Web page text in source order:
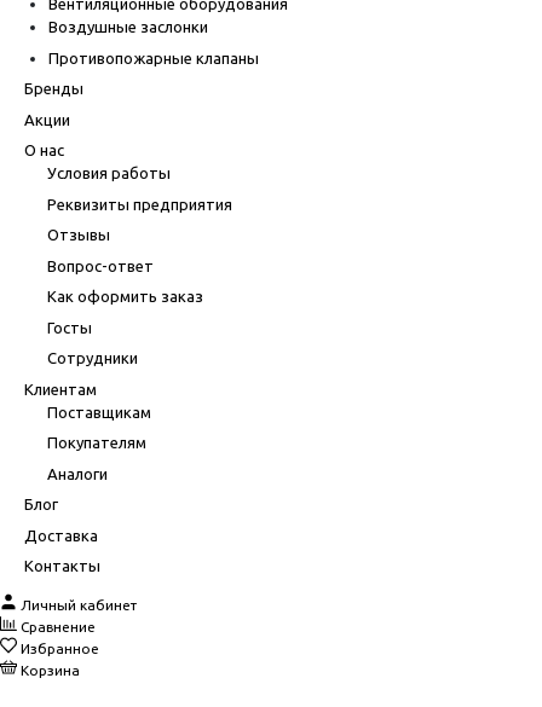
Вентиляционные оборудования
Воздушные заслонки
Противопожарные клапаны
Бренды
Акции
О нас
Условия работы
Реквизиты предприятия
Отзывы
Вопрос-ответ
Как оформить заказ
Госты
Сотрудники
Клиентам
Поставщикам
Покупателям
Аналоги
Блог
Доставка
Контакты
Личный кабинет
Сравнение
Избранное
Корзина